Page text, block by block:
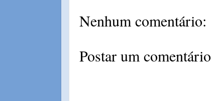
Nenhum comentário:
Postar um comentário